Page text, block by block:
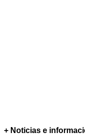
+ Noticias e